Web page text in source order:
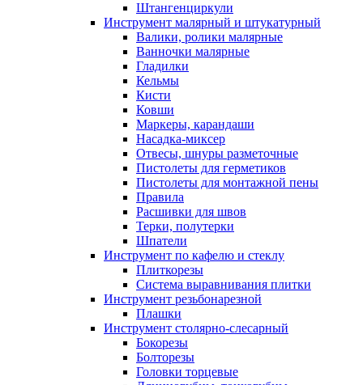
Штангенциркули
Инструмент малярный и штукатурный
Валики, ролики малярные
Ванночки малярные
Гладилки
Кельмы
Кисти
Ковши
Маркеры, карандаши
Насадка-миксер
Отвесы, шнуры разметочные
Пистолеты для герметиков
Пистолеты для монтажной пены
Правила
Расшивки для швов
Терки, полутерки
Шпатели
Инструмент по кафелю и стеклу
Плиткорезы
Система выравнивания плитки
Инструмент резьбонарезной
Плашки
Инструмент столярно-слесарный
Бокорезы
Болторезы
Головки торцевые